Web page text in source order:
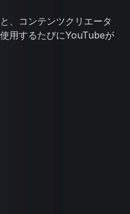
、コンテンツクリエータ
用するたびにYouTubeが